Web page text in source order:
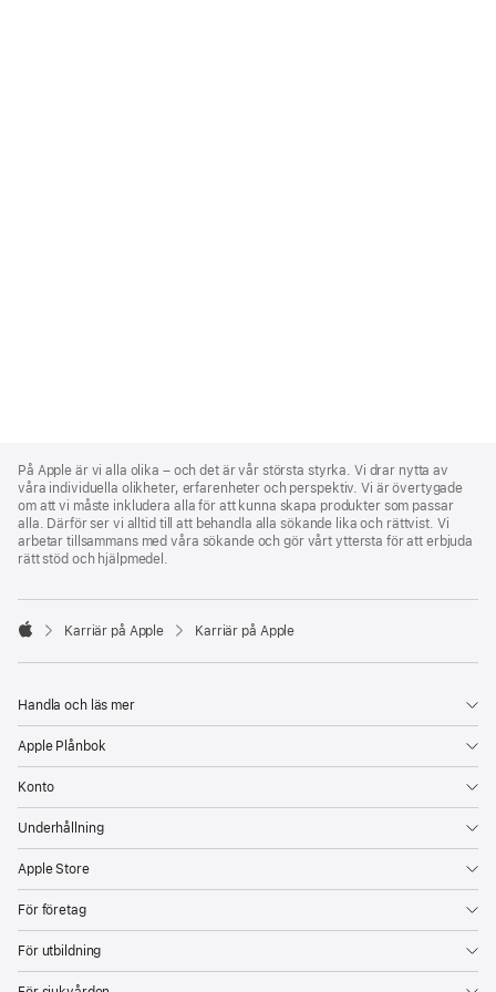
Footer
På Apple är vi alla olika – och det är vår största styrka. Vi drar nytta av
våra individuella olikheter, erfarenheter och perspektiv. Vi är övertygade
om att vi måste inkludera alla för att kunna skapa produkter som passar
alla. Därför ser vi alltid till att behandla alla sökande lika och rättvist. Vi
arbetar tillsammans med våra sökande och gör vårt yttersta för att erbjuda
rätt stöd och hjälpmedel.

Karriär på Apple Karriär på Apple
Handla och läs mer
Apple Plånbok
Konto
Underhållning
Apple Store
För företag
För utbildning